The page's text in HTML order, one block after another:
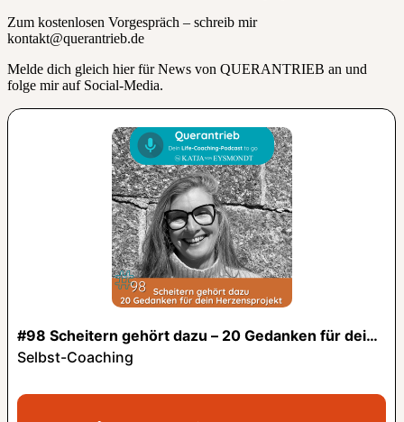
Zum kostenlosen Vorgespräch – schreib mir
kontakt@querantrieb.de
Melde dich gleich hier für News von QUERANTRIEB an und
folge mir auf Social-Media.